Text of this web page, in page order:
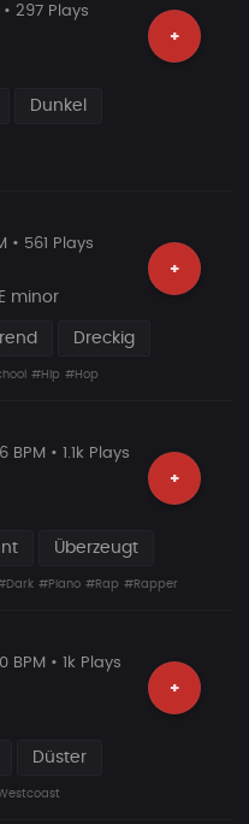
+
• 297 Plays
Dunkel
+
• 561 Plays
minor
Dreckig
#Hip #Hop
+
BPM • 1.1k Plays
Überzeugt
#Piano #Rap #Rapper
+
BPM • 1k Plays
Düster